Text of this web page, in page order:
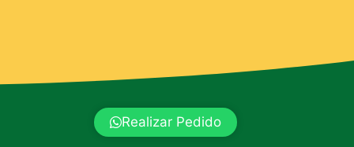
Realizar Pedido